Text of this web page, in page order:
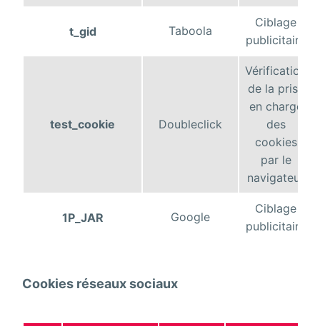
t_gid Taboola
Ciblage
publicitaire
test_cookie Doubleclick
Vérification
de la prise
en charge
des
cookies
par le
navigateur
1P_JAR Google
Ciblage
publicitaire
Cookies réseaux sociaux